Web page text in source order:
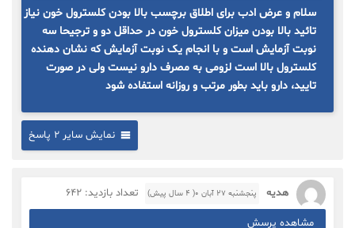
سلام و عرض ادب برای اطلاق برچسب بالا بودن کلسترول خون نیاز
تائید بالا بودن میزان کلسترول خون در حداقل دو و ترجیحا سه
نوبت آزمایش است و با انجام یک نوبت آزمایش که نشان دهنده
کلسترول بالا است لزومی به مصرف دارو نیست ولی در صورت
تایید، دارو باید بطور مرتب و روزانه استفاده شود
نمایش سایر 2 پاسخ
هدیه پنجشنبه ۲۷ آبان ۰( 4 سال پیش) تعداد بازدید: 642
مشاهده پرسش